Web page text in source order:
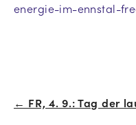
energie-im-ennstal-
Beitrags-
← FR, 4. 9.: Tag der